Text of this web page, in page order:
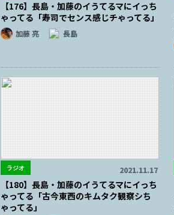
【176】長島・加藤のイうてるマにイっち
ゃってる「寿司でセンス感じチゃってる」
加藤 亮 長島
ラジオ 2021.11.17
【180】長島・加藤のイうてるマにイっち
ゃってる「古今東西のキムタク観察シち
ゃってる」